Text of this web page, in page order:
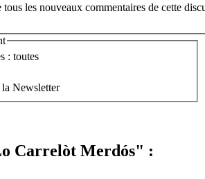
tous les nouveaux commentaires de cette
: toutes
Newsletter
Carrelòt Merdós" :